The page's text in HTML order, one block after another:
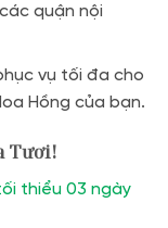
quận nội
vụ tối đa cho
Hồng của bạn.
Tươi!
thiểu 03 ngày